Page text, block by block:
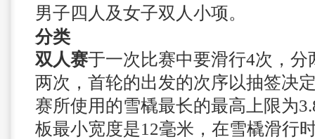
男子四人及女子双人小项。
分类
双人赛于一次比赛中要滑行4次，
两次，首轮的出发的次序以抽签决
赛所使用的雪橇最长的最高上限为
板最小宽度是12毫米，在雪橇滑行